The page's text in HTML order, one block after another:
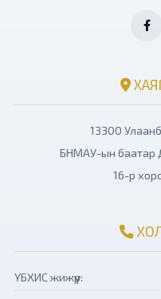
13300
БНМАУ-ын баатар
16-р
ҮБХИС жижүүр: